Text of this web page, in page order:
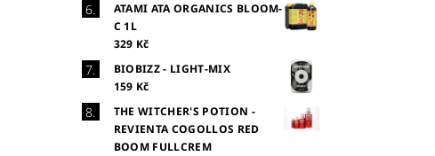
ATAMI ATA ORGANICS BLOOM-
C 1L
329 Kč
BIOBIZZ - LIGHT-MIX
159 Kč
THE WITCHER'S POTION -
REVIENTA COGOLLOS RED
BOOM FULLCREM